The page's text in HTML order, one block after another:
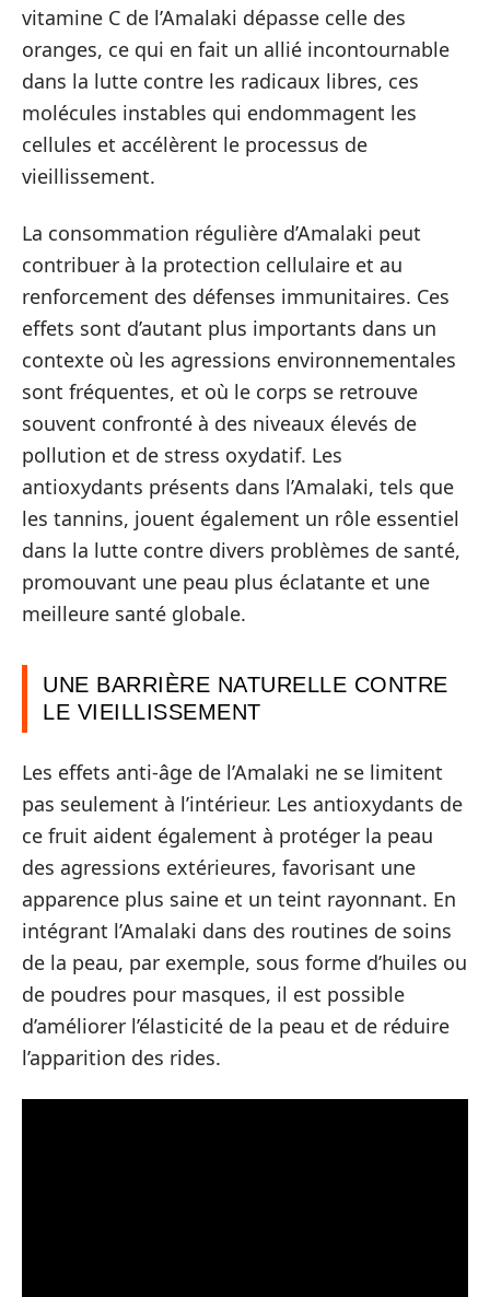
vitamine C de l’Amalaki dépasse celle des
oranges, ce qui en fait un allié incontournable
dans la lutte contre les radicaux libres, ces
molécules instables qui endommagent les
cellules et accélèrent le processus de
vieillissement.
La consommation régulière d’Amalaki peut
contribuer à la protection cellulaire et au
renforcement des défenses immunitaires. Ces
effets sont d’autant plus importants dans un
contexte où les agressions environnementales
sont fréquentes, et où le corps se retrouve
souvent confronté à des niveaux élevés de
pollution et de stress oxydatif. Les
antioxydants présents dans l’Amalaki, tels que
les tannins, jouent également un rôle essentiel
dans la lutte contre divers problèmes de santé,
promouvant une peau plus éclatante et une
meilleure santé globale.
UNE BARRIÈRE NATURELLE CONTRE
LE VIEILLISSEMENT
Les effets anti-âge de l’Amalaki ne se limitent
pas seulement à l’intérieur. Les antioxydants de
ce fruit aident également à protéger la peau
des agressions extérieures, favorisant une
apparence plus saine et un teint rayonnant. En
intégrant l’Amalaki dans des routines de soins
de la peau, par exemple, sous forme d’huiles ou
de poudres pour masques, il est possible
d’améliorer l’élasticité de la peau et de réduire
l’apparition des rides.